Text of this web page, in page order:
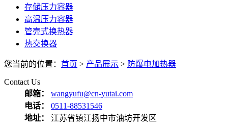
存储压力容器
高温压力容器
管壳式换热器
热交换器
您当前的位置： 首页 > 产品展示 > 防爆电加热器
Contact Us
邮箱：
wangyufu@cn-yutai.com
电话：
0511-88531546
地址：
江苏省镇江扬中市油坊开发区